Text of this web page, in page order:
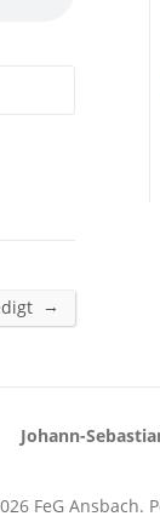
→
Johann-
FeG Ansbach.